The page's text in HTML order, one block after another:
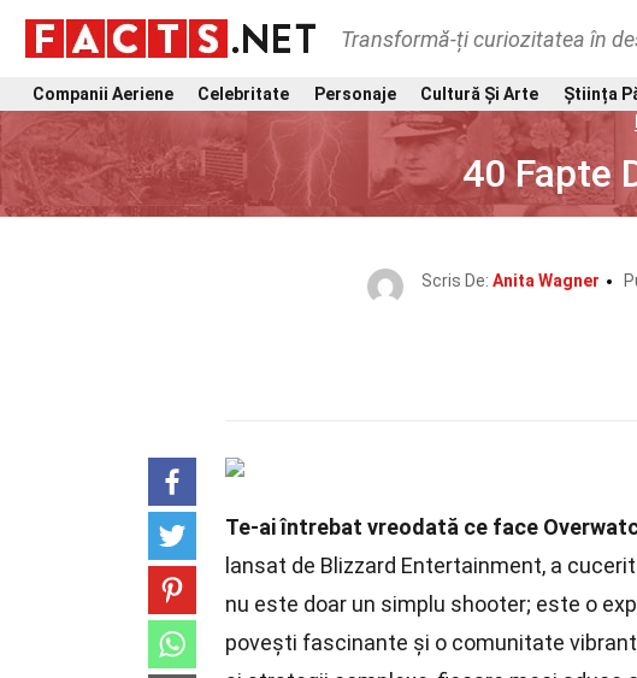
Transformă-ți curiozitatea în
Companii Aeriene Celebritate Personaje Cultură Și Arte Știința
40 Fapte
Scris De: Anita Wagner
Te-ai întrebat vreodată ce face
lansat de Blizzard Entertainment, a
nu este doar un simplu shooter; este o
povești fascinante și o comunitate